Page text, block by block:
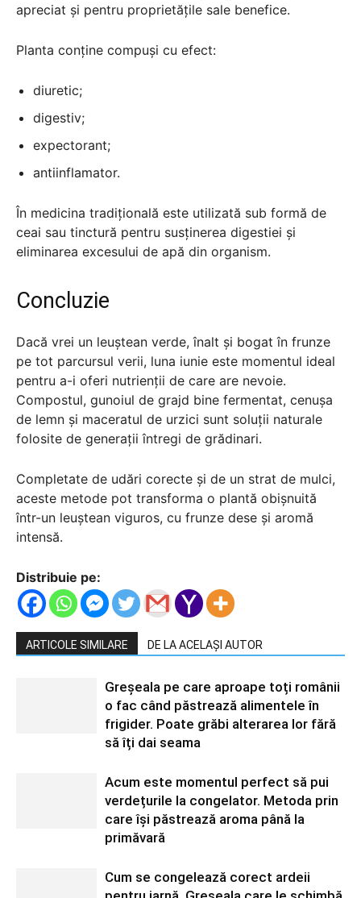
apreciat și pentru proprietățile sale benefice.
Planta conține compuși cu efect:
diuretic;
digestiv;
expectorant;
antiinflamator.
În medicina tradițională este utilizată sub formă de
ceai sau tinctură pentru susținerea digestiei și
eliminarea excesului de apă din organism.
Concluzie
Dacă vrei un leuștean verde, înalt și bogat în frunze
pe tot parcursul verii, luna iunie este momentul ideal
pentru a-i oferi nutrienții de care are nevoie.
Compostul, gunoiul de grajd bine fermentat, cenușa
de lemn și maceratul de urzici sunt soluții naturale
folosite de generații întregi de grădinari.
Completate de udări corecte și de un strat de mulci,
aceste metode pot transforma o plantă obișnuită
într-un leuștean viguros, cu frunze dese și aromă
intensă.
Distribuie pe:
ARTICOLE SIMILARE DE LA ACELAȘI AUTOR
Greșeala pe care aproape toți românii
o fac când păstrează alimentele în
frigider. Poate grăbi alterarea lor fără
să îți dai seama
Acum este momentul perfect să pui
verdețurile la congelator. Metoda prin
care își păstrează aroma până la
primăvară
Cum se congelează corect ardeii